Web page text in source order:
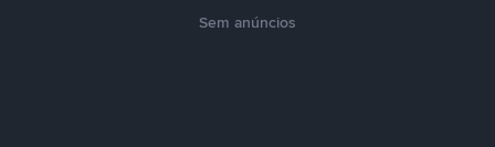
Sem anúncios